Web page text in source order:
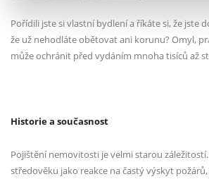
Pořídili jste si vlastní bydlení a říkáte si, že jste
že už nehodláte obětovat ani korunu? Omyl,
může ochránit před vydáním mnoha tisíců až
Historie a současnost
Pojištění nemovitosti je velmi starou
středověku jako reakce na častý výskyt